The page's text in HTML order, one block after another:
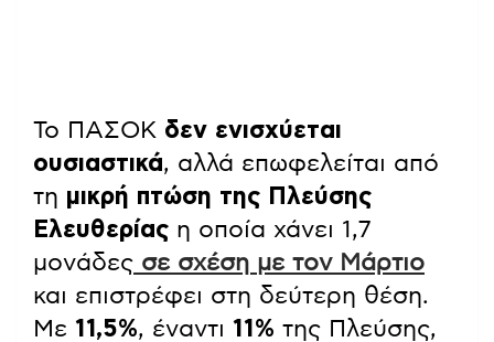
Το ΠΑΣΟΚ δεν ενισχύεται
ουσιαστικά, αλλά επωφελείται από
τη μικρή πτώση της Πλεύσης
Ελευθερίας η οποία χάνει 1,7
μονάδες σε σχέση με τον Μάρτιο
και επιστρέφει στη δεύτερη θέση.
Με 11,5%, έναντι 11% της Πλεύσης,